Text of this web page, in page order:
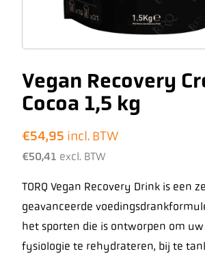
Vegan Recovery
Cocoa 1,5 kg
€54,95 incl. BTW
€50,41 excl. BTW
TORQ Vegan Recovery Drink is een
geavanceerde
het sporten die is ontworpen om
fysiologie te rehydrateren, bij te